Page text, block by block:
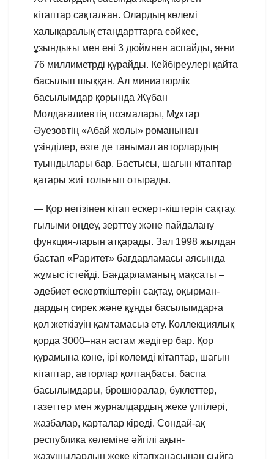
кітаптар сақталған. Олардың көлемі
халықаралық стандарттарға сәйкес,
ұзындығы мен ені 3 дюймнен аспайды, яғни
76 миллиметрді құрайды. Кейбіреулері қайта
басылып шыққан. Ал миниатюрлік
басылымдар қорында Жұбан
Молдағалиевтің поэмалары, Мұхтар
Әуезовтің «Абай жолы» романынан
үзінділер, өзге де танымал авторлардың
туындылары бар. Бастысы, шағын кітаптар
қатары жиі толығып отырады.
— Қор негізінен кітап ескерт-кіштерін сақтау,
ғылыми өңдеу, зерттеу және пайдалану
функция-ларын атқарады. Зал 1998 жылдан
бастап «Раритет» бағдарламасы аясында
жұмыс істейді. Бағдарламаның мақсаты –
әдебиет ескерткіштерін сақтау, оқырман-
дардың сирек және құнды басылымдарға
қол жеткізуін қамтамасыз ету. Коллекциялық
қорда 3000–нан астам жәдігер бар. Қор
құрамына көне, ірі көлемді кітаптар, шағын
кітаптар, авторлар қолтаңбасы, баспа
басылымдары, брошюралар, буклеттер,
газеттер мен журналдардың жеке үлгілері,
жазбалар, карталар кіреді. Сондай-ақ
республика көлеміне әйгілі ақын-
жазушылардың жеке кітапханасынан сыйға